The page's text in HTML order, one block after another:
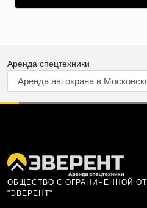
Аренда спецтехники
Аренда автокрана в
ОБЩЕСТВО С ОГРАНИЧЕННОЙ
"ЭВЕРЕНТ"